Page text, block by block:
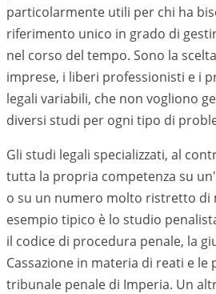
particolarmente utili per chi ha
riferimento unico in grado di
nel corso del tempo. Sono la
imprese, i liberi professionisti e i
legali variabili, che non vogliono
diversi studi per ogni tipo di
Gli studi legali specializzati, al
tutta la propria competenza su
o su un numero molto ristretto di
esempio tipico è lo studio
il codice di procedura penale, la
Cassazione in materia di reati e le
tribunale penale di Imperia. Un